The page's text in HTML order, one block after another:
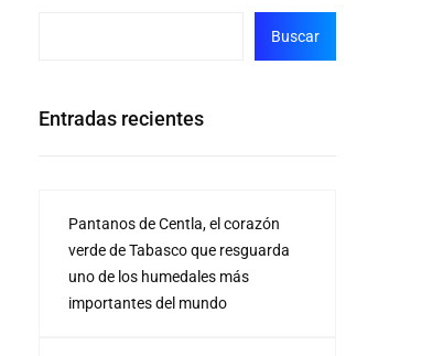
Buscar
Entradas recientes
Pantanos de Centla, el corazón
verde de Tabasco que resguarda
uno de los humedales más
importantes del mundo